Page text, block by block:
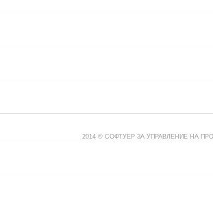
2014 © СОФТУЕР ЗА УПРАВЛЕНИЕ НА